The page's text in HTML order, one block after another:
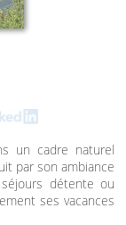
un cadre naturel
par son ambiance
détente ou
ses vacances